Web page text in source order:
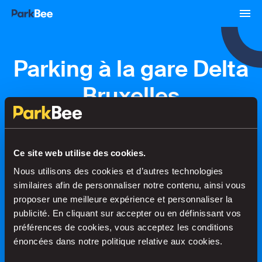
Ce site web utilise des cookies.
Nous utilisons des cookies et d’autres technologies
similaires afin de personnaliser notre contenu, ainsi vous
proposer une meilleure expérience et personnaliser la
publicité. En cliquant sur accepter ou en définissant vos
préférences de cookies, vous acceptez les conditions
énoncées dans notre politique relative aux cookies.
Parking à la gare Delta
Bruxelles
Trouvez votre place en un rien de
temps